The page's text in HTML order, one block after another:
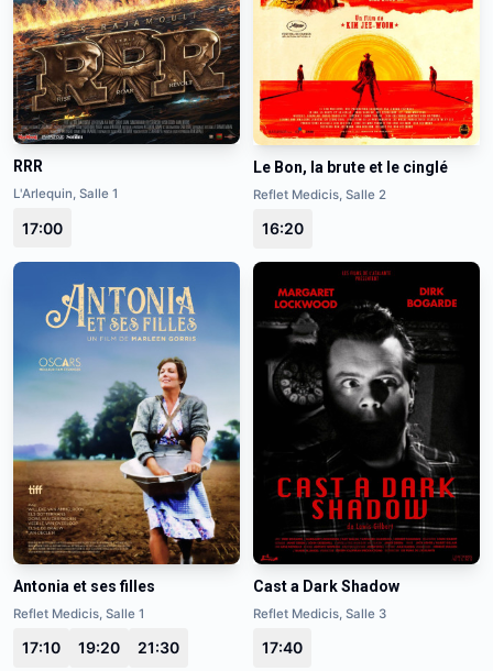
RRR
L'Arlequin, Salle 1
17:00
Le Bon, la brute et le cinglé
Reflet Medicis, Salle 2
16:20
Antonia et ses filles
Reflet Medicis, Salle 1
17:10 19:20 21:30
Cast a Dark Shadow
Reflet Medicis, Salle 3
17:40